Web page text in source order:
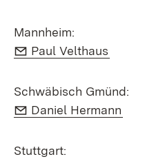
Mannheim:
E-Mail:
Paul Velthaus
Schwäbisch Gmünd:
E-Mail:
Daniel Hermann
Stuttgart: